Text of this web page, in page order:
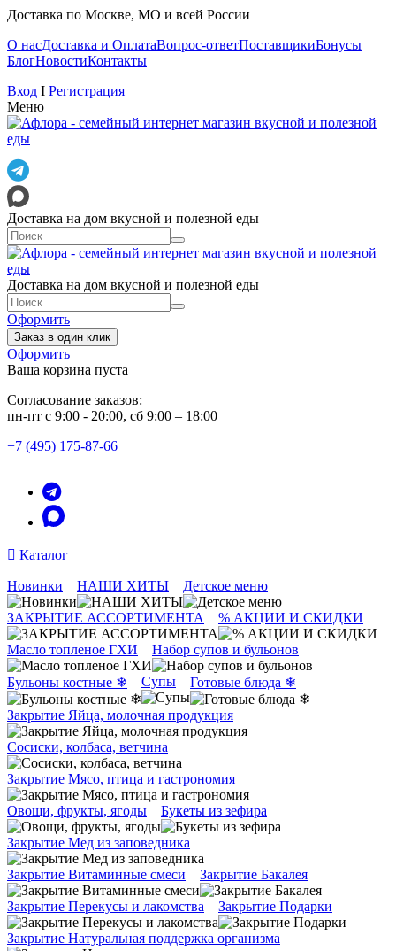
Доставка по Москве, МО и всей России
О насДоставка и ОплатаВопрос-ответПоставщикиБонусы
БлогНовостиКонтакты
Вход I Регистрация
Меню
Доставка на дом вкусной и полезной еды
Доставка на дом вкусной и полезной еды
Оформить
Заказ в один клик
Оформить
Ваша корзина пуста
Согласование заказов:
пн-пт с 9:00 - 20:00, сб 9:00 – 18:00
+7 (495) 175-87-66
Каталог
Новинки НАШИ ХИТЫ Детское меню
ЗАКРЫТИЕ АССОРТИМЕНТА % АКЦИИ И СКИДКИ
Масло топленое ГХИ Набор супов и бульонов
Бульоны костные ❄ Супы Готовые блюда ❄
Закрытие Яйца, молочная продукция
Сосиски, колбаса, ветчина
Закрытие Мясо, птица и гастрономия
Овощи, фрукты, ягоды Букеты из зефира
Закрытие Мед из заповедника
Закрытие Витаминные смеси Закрытие Бакалея
Закрытие Перекусы и лакомства Закрытие Подарки
Закрытие Натуральная поддержка организма